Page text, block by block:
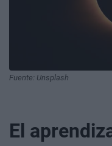
Fuente: Unsplash
El